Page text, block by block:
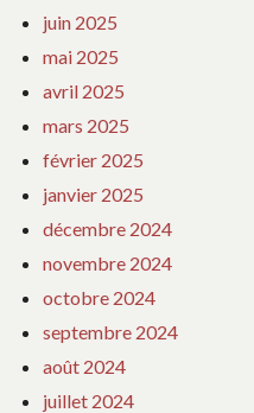
juin 2025
mai 2025
avril 2025
mars 2025
février 2025
janvier 2025
décembre 2024
novembre 2024
octobre 2024
septembre 2024
août 2024
juillet 2024